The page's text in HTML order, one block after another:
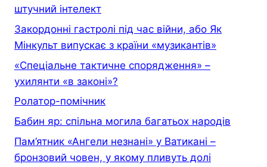
штучний інтелект
Закордонні гастролі під час війни, або Як
Мінкульт випускає з країни «музикантів»
«Спеціальне тактичне спорядження» –
ухилянти «в законі»?
Ролатор-помічник
Бабин яр: спільна могила багатьох народів
Пам’ятник «Ангели незнані» у Ватикані –
бронзовий човен, у якому пливуть долі